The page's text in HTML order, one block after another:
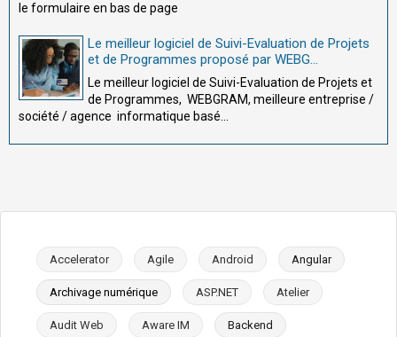
le formulaire en bas de page
Le meilleur logiciel de Suivi-Evaluation de Projets
et de Programmes proposé par WEBG...
Le meilleur logiciel de Suivi-Evaluation de Projets et
de Programmes, WEBGRAM, meilleure entreprise /
société / agence informatique basé...
Accelerator Agile Android Angular
Archivage numérique ASP.NET Atelier
Audit Web Aware IM Backend